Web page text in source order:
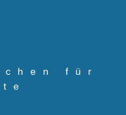
für